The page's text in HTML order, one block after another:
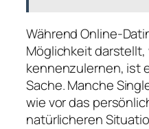
Während Online-
Möglichkeit
kennenzulernen, ist
Sache. Manche
wie vor das
natürlicheren